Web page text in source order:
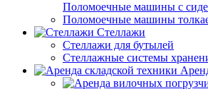
Поломоечные машины с
Поломоечные машины
Стеллажи
Стеллажи для бутылей
Стеллажные системы